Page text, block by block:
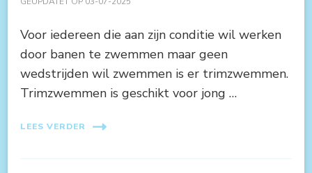
Voor iedereen die aan zijn conditie wil werken
door banen te zwemmen maar geen
wedstrijden wil zwemmen is er trimzwemmen.
Trimzwemmen is geschikt voor jong …
LEES VERDER